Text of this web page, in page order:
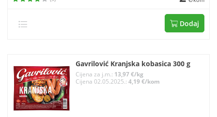
Dodaj
Gavrilović Kranjska kobasica 300 g
Cijena za j.m.: 13,97 €/kg
Cijena 02.05.2025.: 4,19 €/kom